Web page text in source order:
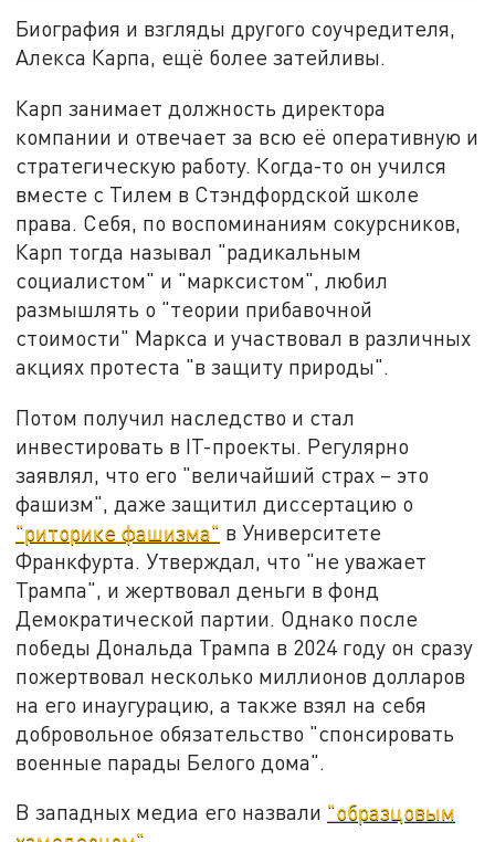
Биография и взгляды другого соучредителя,
Алекса Карпа, ещё более затейливы.
Карп занимает должность директора
компании и отвечает за всю её оперативную и
стратегическую работу. Когда-то он учился
вместе с Тилем в Стэндфордской школе
права. Себя, по воспоминаниям сокурсников,
Карп тогда называл "радикальным
социалистом" и "марксистом", любил
размышлять о "теории прибавочной
стоимости" Маркса и участвовал в различных
акциях протеста "в защиту природы".
Потом получил наследство и стал
инвестировать в IT-проекты. Регулярно
заявлял, что его "величайший страх – это
фашизм", даже защитил диссертацию о
"риторике фашизма" в Университете
Франкфурта. Утверждал, что "не уважает
Трампа", и жертвовал деньги в фонд
Демократической партии. Однако после
победы Дональда Трампа в 2024 году он сразу
пожертвовал несколько миллионов долларов
на его инаугурацию, а также взял на себя
добровольное обязательство "спонсировать
военные парады Белого дома".
В западных медиа его назвали "образцовым